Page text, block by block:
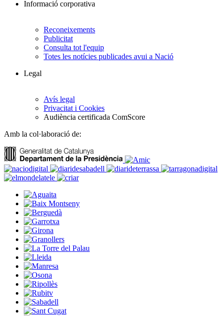
Informació corporativa
Reconeixements
Publicitat
Consulta tot l'equip
Totes les notícies publicades avui a Nació
Legal
Avís legal
Privacitat i Cookies
Audiència certificada ComScore
Amb la col·laboració de: